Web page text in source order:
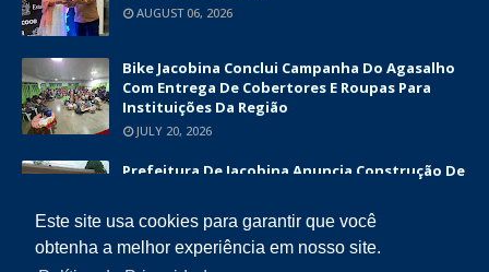
Este site usa cookies para garantir que você
obtenha a melhor experiência em nosso site.
AUGUST 06, 2026
Bike Jacobina Conclui Campanha Do Agasalho
Com Entrega De Cobertores E Roupas Para
Instituições Da Região
JULY 20, 2026
Prefeitura De Jacobina Anuncia Construção De
Superior A R$ 1,7 Milhão
JUNE 12, 2026